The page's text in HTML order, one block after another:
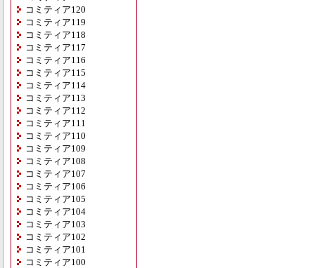
コミティア120
コミティア119
コミティア118
コミティア117
コミティア116
コミティア115
コミティア114
コミティア113
コミティア112
コミティア111
コミティア110
コミティア109
コミティア108
コミティア107
コミティア106
コミティア105
コミティア104
コミティア103
コミティア102
コミティア101
コミティア100